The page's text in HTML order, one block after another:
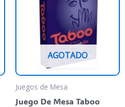
se
pueden
elegir
AGOTADO
Juegos de Mesa
Juego De Mesa Taboo